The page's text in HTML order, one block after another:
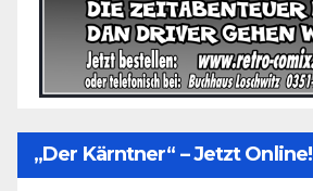
„Der Kärntner“ – Jetzt Online!